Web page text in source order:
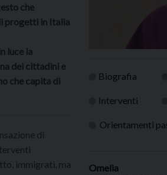
che
progetti in Italia
luce la
dei cittadini e
che capita di
di
immigrati, ma
Biografia
Interventi
Orientamenti
Omelia